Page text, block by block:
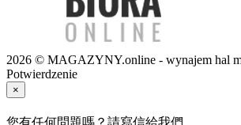
2026 © MAGAZYNY.online - wynajem hal
Potwierdzenie
×